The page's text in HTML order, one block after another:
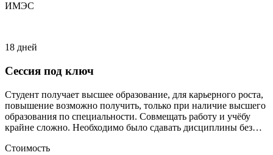
ИМЭС
18 дней
Сессия под ключ
Студент получает высшее образование, для карьерного роста,
повышение возможно получить, только при наличие высшего
образования по специальности. Совмещать работу и учёбу
крайне сложно. Необходимо было сдавать дисциплины без
Стоимость